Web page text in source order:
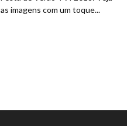
as imagens com um toque...